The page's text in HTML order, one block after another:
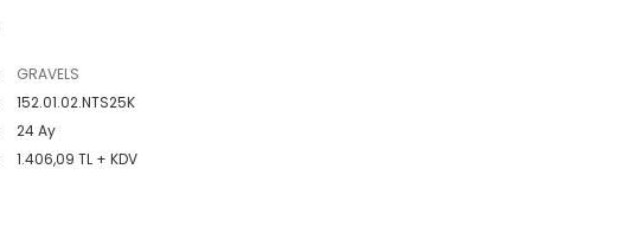
GRAVELS
152.01.02.NTS25K
24 Ay
1.406,09 TL + KDV